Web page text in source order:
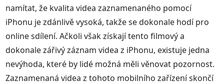
namítat, že kvalita videa zaznamenaného pomocí
iPhonu je zdánlivě vysoká, takže se dokonale hodí pro
online sdílení. Ačkoli však získají tento filmový a
dokonale zářivý záznam videa z iPhonu, existuje jedna
nevýhoda, které by lidé možná měli věnovat pozornost.
Zaznamenaná videa z tohoto mobilního zařízení skončí